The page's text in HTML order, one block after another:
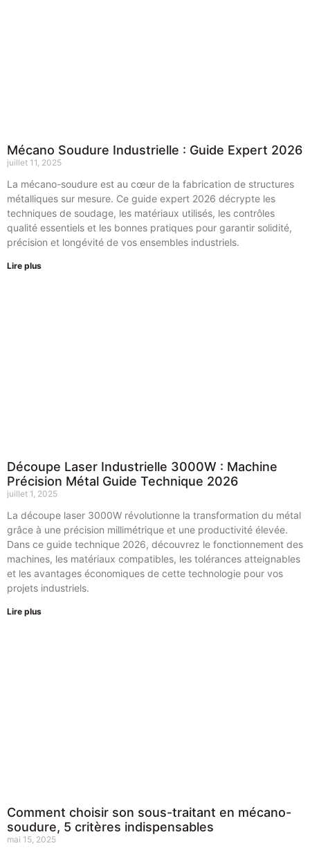
Mécano Soudure Industrielle : Guide Expert 2026
juillet 11, 2025
La mécano-soudure est au cœur de la fabrication de structures
métalliques sur mesure. Ce guide expert 2026 décrypte les
techniques de soudage, les matériaux utilisés, les contrôles
qualité essentiels et les bonnes pratiques pour garantir solidité,
précision et longévité de vos ensembles industriels.
Lire plus
Découpe Laser Industrielle 3000W : Machine
Précision Métal Guide Technique 2026
juillet 1, 2025
La découpe laser 3000W révolutionne la transformation du métal
grâce à une précision millimétrique et une productivité élevée.
Dans ce guide technique 2026, découvrez le fonctionnement des
machines, les matériaux compatibles, les tolérances atteignables
et les avantages économiques de cette technologie pour vos
projets industriels.
Lire plus
Comment choisir son sous-traitant en mécano-
soudure, 5 critères indispensables
mai 15, 2025